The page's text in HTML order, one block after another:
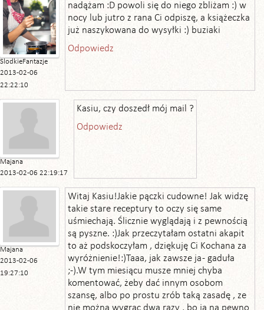
SlodkieFantazje
2013-02-06
22:22:10
nadążam :D powoli się do niego zbliżam :) w
nocy lub jutro z rana Ci odpiszę, a książeczka
już naszykowana do wysyłki :) buziaki
Odpowiedz
Majana
2013-02-06 22:19:17
Kasiu, czy doszedł mój mail ?
Odpowiedz
Majana
2013-02-06
19:27:10
Witaj Kasiu!Jakie pączki cudowne! Jak widzę
takie stare receptury to oczy się same
uśmiechają. Ślicznie wyglądają i z pewnością
są pyszne. :)Jak przeczytałam ostatni akapit
to aż podskoczyłam , dziękuję Ci Kochana za
wyróżnienie!:)Taaa, jak zawsze ja - gaduła
;-).W tym miesiącu musze mniej chyba
komentować, żeby dać innym osobom
szansę, albo po prostu zrób taką zasadę , ze
nie można wygrac dwa razy , bo ja na pewno